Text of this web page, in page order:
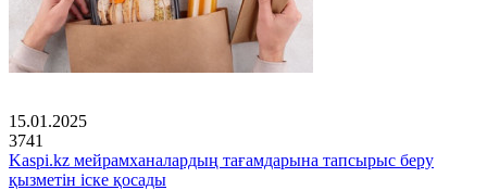
15.01.2025
3741
Kaspi.kz мейрамханалардың тағамдарына тапсырыс беру
қызметін іске қосады